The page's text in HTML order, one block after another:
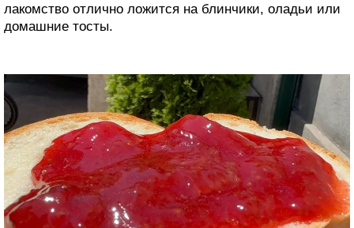
лакомство отлично ложится на блинчики, оладьи или
домашние тосты.